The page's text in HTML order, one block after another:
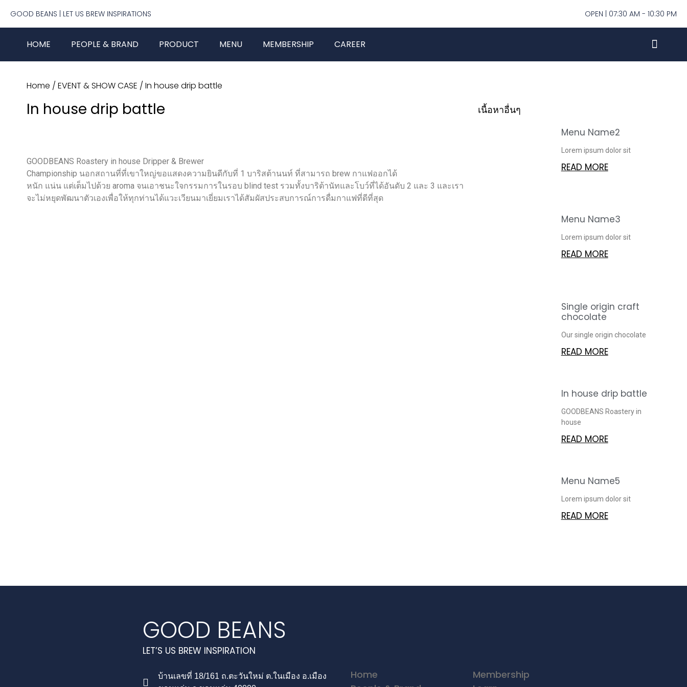
GOOD BEANS​ | LET US BREW INSPIRATIONS OPEN | 07:30 AM - 10:30 PM
HOME PEOPLE & BRAND PRODUCT MENU MEMBERSHIP CAREER
Home / EVENT & SHOW CASE / In house drip battle
In house drip battle
GOODBEANS Roastery in house Dripper & Brewer
Championship นอกสถานที่ที่เขาใหญ่ขอแสดงความยินดีกับที่ 1 บาริสต้านนท์ ที่สามารถ brew กาแฟออกได้
หนัก แน่น แต่เต็มไปด้วย aroma จนเอาชนะใจกรรมการในรอบ blind test รวมทั้งบาริต้านัทและโบว์ที่ได้อันดับ 2 และ 3 และเรา
จะไม่หยุดพัฒนาตัวเองเพื่อให้ทุกท่านได้แวะเวียนมาเยี่ยมเราได้สัมผัสประสบการณ์การดื่มกาแฟที่ดีที่สุด
เนื้อหาอื่นๆ
Menu Name2
Lorem ipsum dolor sit
READ MORE
Menu Name3
Lorem ipsum dolor sit
READ MORE
Single origin craft
chocolate
Our single origin chocolate
READ MORE
In house drip battle
GOODBEANS Roastery in
house
READ MORE
Menu Name5
Lorem ipsum dolor sit
READ MORE
GOOD BEANS
LET’S US BREW INSPIRATION
บ้านเลขที่ 18/161 ถ.ตะวันใหม่ ต.ในเมือง อ.เมือง
Home
Membership